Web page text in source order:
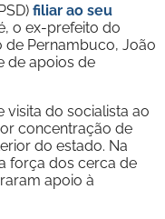
filiar ao seu
o ex-prefeito do
de Pernambuco, João
de apoios de
do socialista ao
concentração de
do estado. Na
força dos cerca de
apoio à